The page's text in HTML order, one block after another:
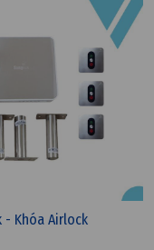
- Khóa Airlock